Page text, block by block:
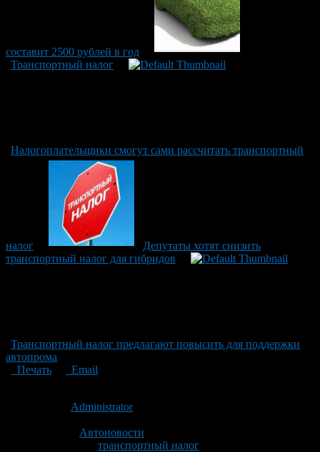
составит 2500 рублей в год
Транспортный налог
Налогоплательщики смогут сами рассчитать транспортный
налог
Депутаты хотят снизить
транспортный налог для гибридов
Транспортный налог предлагают повысить для поддержки
автопрома
Печать
Email
Administrator
Автоновости
транспортный налог